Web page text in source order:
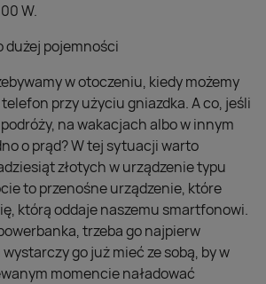
W.
dużej pojemności
w otoczeniu, kiedy możemy
przy użyciu gniazdka. A co, jeśli
na wakacjach albo w innym
o prąd? W tej sytuacji warto
złotych w urządzenie typu
to przenośne urządzenie, które
którą oddaje naszemu smartfonowi.
trzeba go najpierw
go już mieć ze sobą, by w
momencie naładować